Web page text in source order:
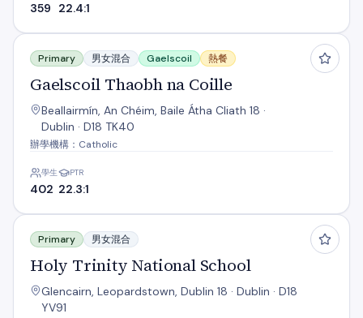
359 22.4:1
Gaelscoil Thaobh na Coille
Primary 男女混合 Gaelscoil 熱餐
Gaelscoil Thaobh na Coille
Beallairmín, An Chéim, Baile Átha Cliath 18 ·
Dublin · D18 TK40
辦學機構：Catholic
學生
402
PTR
22.3:1
Holy Trinity National School
Primary 男女混合
Holy Trinity National School
Glencairn, Leopardstown, Dublin 18 · Dublin · D18
YV91